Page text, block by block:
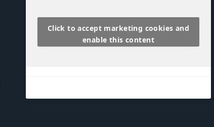
Click to accept marketing cookies and
enable this content